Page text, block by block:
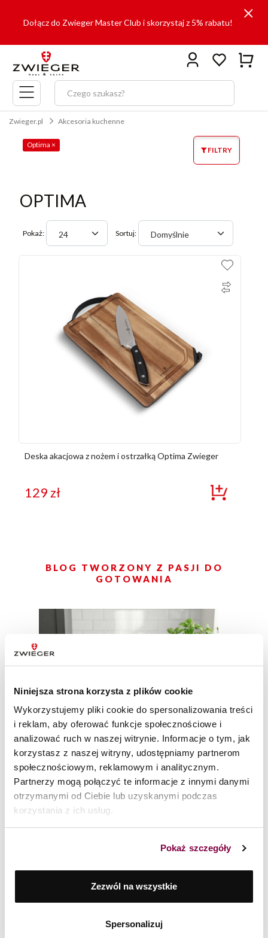
Niniejsza strona korzysta z plików cookie
Wykorzystujemy pliki cookie do spersonalizowania treści
i reklam, aby oferować funkcje społecznościowe i
analizować ruch w naszej witrynie. Informacje o tym, jak
korzystasz z naszej witryny, udostępniamy partnerom
społecznościowym, reklamowym i analitycznym.
Partnerzy mogą połączyć te informacje z innymi danymi
otrzymanymi od Ciebie lub uzyskanymi podczas
korzystania z ich usług.
Pokaż szczegóły
Zezwól na wszystkie
Spersonalizuj
Dołącz do Zwieger Master Club i skorzystaj z 5% rabatu!
Menu
główne
Zwieger.pl Akcesoria kuchenne
FILTRY
Optima ×
OPTIMA
Pokaż: 24 Sortuj: Domyślnie
Deska akacjowa z nożem i ostrzałką Optima Zwieger
129zł
BLOG TWORZONY Z PASJI DO
GOTOWANIA
8 lipca 2026
Oznaczenia na garnkach – o czym informują?
Deski, przybory kuchenne, ostrzałki do noży, to tylko nieliczne
z akcesoriów, których nie może zabraknąć w kuchni. Na pozór
mniej istotne, ale czy wyobrażasz sobie gotowanie bez ich
bezpieczne dla zdrowia materiały, ale również wysoka
funkcjonalność i trwałość produktów. Sprawdź bogatą ofertę